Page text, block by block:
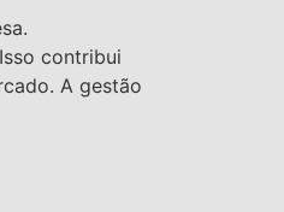
contribui
A gestão